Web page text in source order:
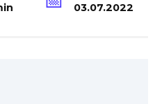
03.07.2022